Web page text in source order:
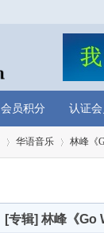
会员积分 认证会
华语音乐
›
林峰《
[专辑] 林峰《Go